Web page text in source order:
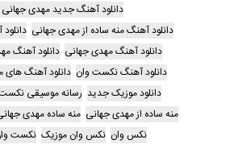
دانلود آهنگ جدید مهدی جهانی
دانلود آهنگ منه ساده از مهدی جهانی
دانلود آهنگ مهدی جهانی دانلود آهنگ
دانلود آهنگ نکست وان دانلود آهنگ
دانلود موزیک جدید رسانه موسیقی
منه ساده از مهدی جهانی منه ساده مهدی
نکس وان نکس وان موزیک نکست